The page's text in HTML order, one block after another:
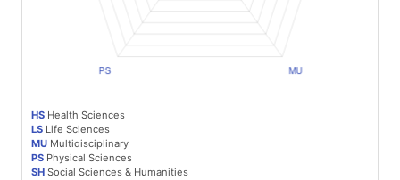
HS Health Sciences
LS Life Sciences
MU Multidisciplinary
PS Physical Sciences
SH Social Sciences & Humanities